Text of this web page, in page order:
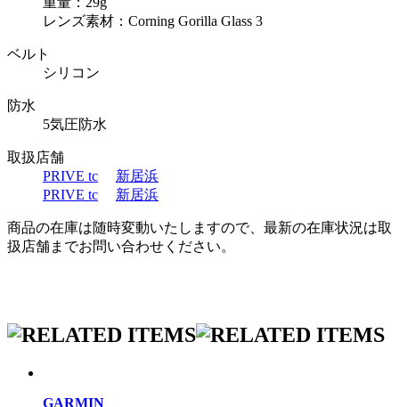
レンズ素材：Corning Gorilla Glass 3
ベルト
シリコン
防水
5気圧防水
取扱店舗
PRIVE tc
新居浜
PRIVE tc
新居浜
商品の在庫は随時変動いたしますので、最新の在庫状況は取
扱店舗までお問い合わせください。
GARMIN